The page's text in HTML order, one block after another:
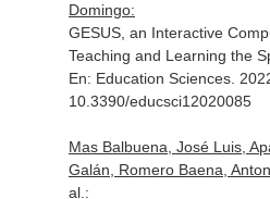
Domingo:
GESUS, an Interactive
Teaching and Learning the
En: Education Sciences.
10.3390/educsci12020085
Mas Balbuena, José Luis,
Galán, Romero Baena,
al.: